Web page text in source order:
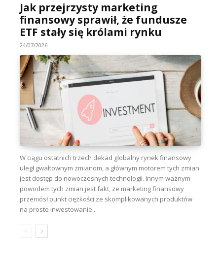
Jak przejrzysty marketing
finansowy sprawił, że fundusze
ETF stały się królami rynku
24/07/2026
W ciągu ostatnich trzech dekad globalny rynek finansowy
uległ gwałtownym zmianom, a głównym motorem tych zmian
jest dostęp do nowoczesnych technologii. Innym ważnym
powodem tych zmian jest fakt, że marketing finansowy
przeniósł punkt ciężkości ze skomplikowanych produktów
na proste inwestowanie...